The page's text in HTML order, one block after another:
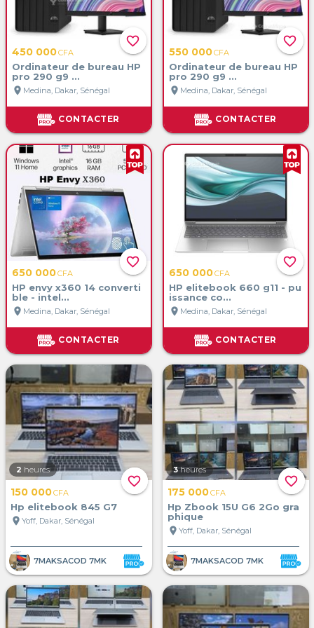
favorite_border
450 000CFA
Ordinateur de bureau HP
pro 290 g9 ...
location_on Medina, Dakar, Sénégal
CONTACTER
favorite_border
550 000CFA
Ordinateur de bureau HP
pro 290 g9 ...
location_on Medina, Dakar, Sénégal
CONTACTER
favorite_border
650 000CFA
HP envy x360 14 converti
ble - intel...
location_on Medina, Dakar, Sénégal
CONTACTER
favorite_border
650 000CFA
HP elitebook 660 g11 - pu
issance co...
location_on Medina, Dakar, Sénégal
CONTACTER
favorite_border
2 heures
150 000CFA
Hp elitebook 845 G7
location_on Yoff, Dakar, Sénégal
7MAKSACOD 7MK
favorite_border
3 heures
175 000CFA
Hp Zbook 15U G6 2Go gra
phique
location_on Yoff, Dakar, Sénégal
7MAKSACOD 7MK